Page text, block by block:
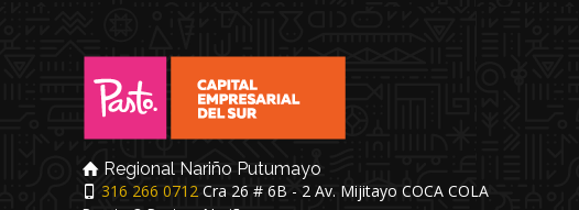
Regional Nariño Putumayo
316 266 0712 Cra 26 # 6B - 2 Av. Mijitayo COCA COLA